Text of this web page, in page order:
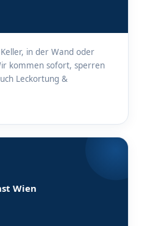
in der Wand oder
kommen sofort, sperren
Leckortung &
Wien